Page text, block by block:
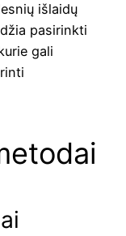
išlaidų
pasirinkti
gali